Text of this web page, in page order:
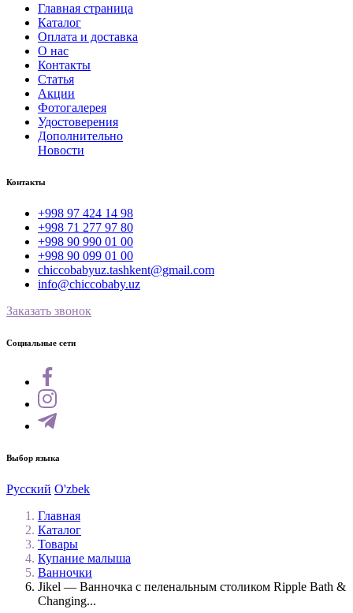
Главная страница
Каталог
Оплата и доставка
О нас
Контакты
Статья
Акции
Фотогалерея
Удостоверения
Дополнительно
Новости
Контакты
+998 97 424 14 98
+998 71 277 97 80
+998 90 990 01 00
+998 90 099 01 00
chiccobabyuz.tashkent@gmail.com
info@chiccobaby.uz
Заказать звонок
Социальные сети
Выбор языка
Русский O'zbek
Главная
Каталог
Товары
Купание малыша
Ванночки
Jikel — Ванночка с пеленальным столиком Ripple Bath &
Changing...